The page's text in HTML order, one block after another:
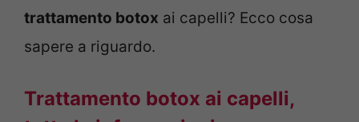
trattamento botox ai capelli? Ecco cosa
sapere a riguardo.
Trattamento botox ai capelli,